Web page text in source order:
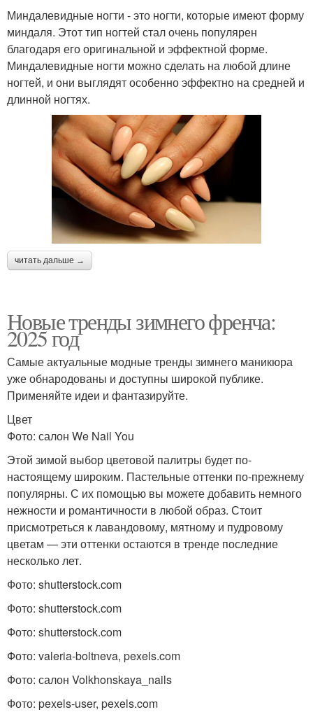
Миндалевидные ногти - это ногти, которые имеют форму
миндаля. Этот тип ногтей стал очень популярен
благодаря его оригинальной и эффектной форме.
Миндалевидные ногти можно сделать на любой длине
ногтей, и они выглядят особенно эффектно на средней и
длинной ногтях.
читать дальше →
Новые тренды зимнего френча:
2025 год
Самые актуальные модные тренды зимнего маникюра
уже обнародованы и доступны широкой публике.
Применяйте идеи и фантазируйте.
Цвет
Фото: салон We Nail You
Этой зимой выбор цветовой палитры будет по-
настоящему широким. Пастельные оттенки по-прежнему
популярны. С их помощью вы можете добавить немного
нежности и романтичности в любой образ. Стоит
присмотреться к лавандовому, мятному и пудровому
цветам — эти оттенки остаются в тренде последние
несколько лет.
Фото: shutterstock.com
Фото: shutterstock.com
Фото: shutterstock.com
Фото: valeria-boltneva, pexels.com
Фото: салон Volkhonskaya_nails
Фото: pexels-user, pexels.com